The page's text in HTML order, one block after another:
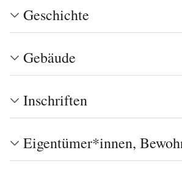
Geschichte
Gebäude
Inschriften
Eigentümer*innen,